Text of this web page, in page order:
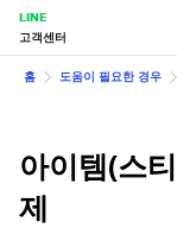
LINE
고객센터
홈 도움이 필요한 경우
아이템(스
제